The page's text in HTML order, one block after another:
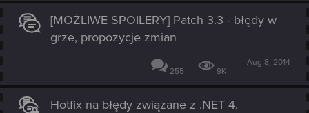
[MOŻLIWE SPOILERY] Patch 3.3 - błędy w
grze, propozycje zmian
255 9K
Aug 8, 2014
Hotfix na błędy związane z .NET 4,